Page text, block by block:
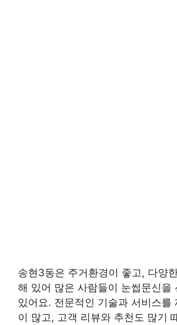
송현3동은 주거환경이 좋고, 다양
해 있어 많은 사람들이 눈썹문신을
있어요. 전문적인 기술과 서비스를
이 많고, 고객 리뷰와 추천도 많기